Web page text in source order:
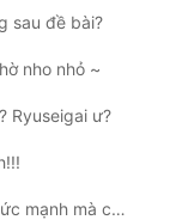
sau đề bài?
nho nhỏ ~
Ryuseigai ư?
Chương 88: Đây quả thật là tốc độ và sức mạnh mà con người có thể đạt được sao?